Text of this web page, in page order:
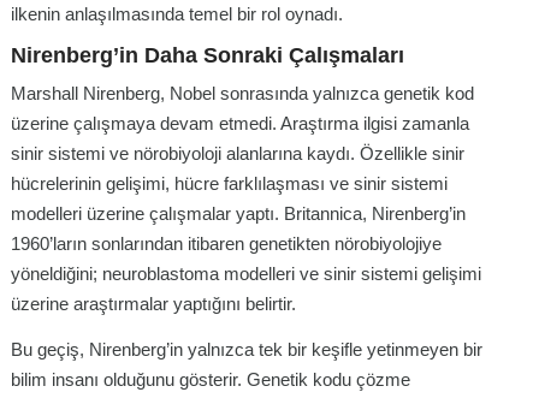
ilkenin anlaşılmasında temel bir rol oynadı.
Nirenberg’in Daha Sonraki Çalışmaları
Marshall Nirenberg, Nobel sonrasında yalnızca genetik kod
üzerine çalışmaya devam etmedi. Araştırma ilgisi zamanla
sinir sistemi ve nörobiyoloji alanlarına kaydı. Özellikle sinir
hücrelerinin gelişimi, hücre farklılaşması ve sinir sistemi
modelleri üzerine çalışmalar yaptı. Britannica, Nirenberg’in
1960’ların sonlarından itibaren genetikten nörobiyolojiye
yöneldiğini; neuroblastoma modelleri ve sinir sistemi gelişimi
üzerine araştırmalar yaptığını belirtir.
Bu geçiş, Nirenberg’in yalnızca tek bir keşifle yetinmeyen bir
bilim insanı olduğunu gösterir. Genetik kodu çözme